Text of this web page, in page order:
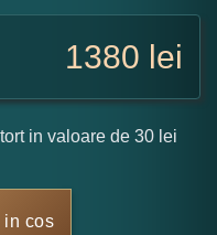
1380 lei
in valoare de 30 lei
in cos